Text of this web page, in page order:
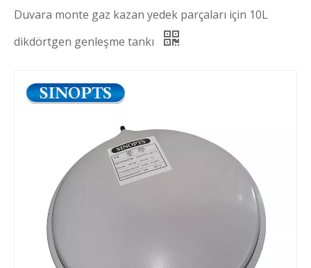
Basınç genleşme tankı
Duvara monte gaz kazan yedek parçaları için 10L
dikdörtgen genleşme tankı